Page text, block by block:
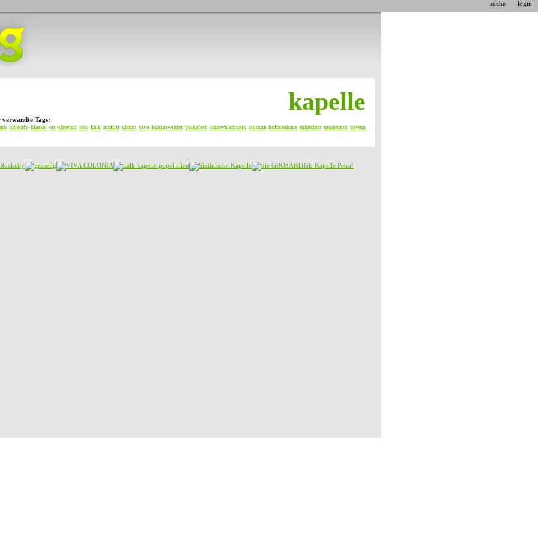
login
suche
kapelle
verwandte Tags:
rockcity klasse! eis streetart kvb kalk graffiti ubahn viva königswinter volksfest karnevalsmusik colonia hofbräuhaus münchen moderator bayern